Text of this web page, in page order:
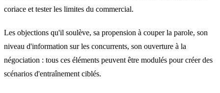
coriace et tester les limites du commercial.
Les objections qu'il soulève, sa propension à couper la parole, son
niveau d'information sur les concurrents, son ouverture à la
négociation : tous ces éléments peuvent être modulés pour créer des
scénarios d'entraînement ciblés.